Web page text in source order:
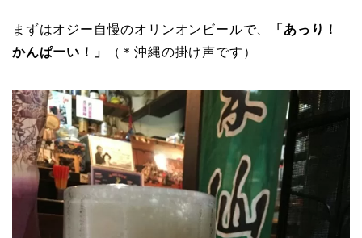
まずはオジー自慢のオリンオンビールで、
「あっり！
かんぱーい！」
（＊沖縄の掛け声です）